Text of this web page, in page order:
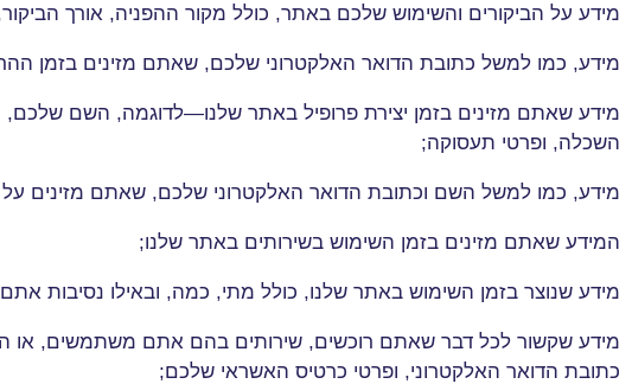
מידע על הביקורים והשימוש שלכם באתר, כולל מקור ההפניה, אורך
מידע, כמו למשל כתובת הדואר האלקטרוני שלכם, שאתם מזינים בזמן
מידע שאתם מזינים בזמן יצירת פרופיל באתר שלנו—לדוגמה, השם שלכם,
השכלה, ופרטי תעסוקה;
מידע, כמו למשל השם וכתובת הדואר האלקטרוני שלכם, שאתם מזינים על
המידע שאתם מזינים בזמן השימוש בשירותים באתר שלנו;
מידע שנוצר בזמן השימוש באתר שלנו, כולל מתי, כמה, ובאילו נסיבות
מידע שקשור לכל דבר שאתם רוכשים, שירותים בהם אתם משתמשים,
כתובת הדואר האלקטרוני, ופרטי כרטיס האשראי שלכם;